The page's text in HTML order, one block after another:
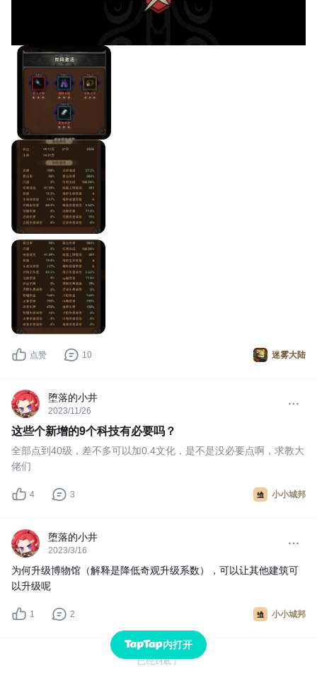
迷雾大陆
点赞 10
堕落的小井
2023/11/26
这些个新增的9个科技有必要吗？
全部点到40级，差不多可以加0.4文化，是不是没必要点啊，求教大
佬们
小小城邦
4 3
堕落的小井
2023/3/16
为何升级博物馆（解释是降低奇观升级系数），可以让其他建筑可
以升级呢
小小城邦
1 2
已经到底了
内打开